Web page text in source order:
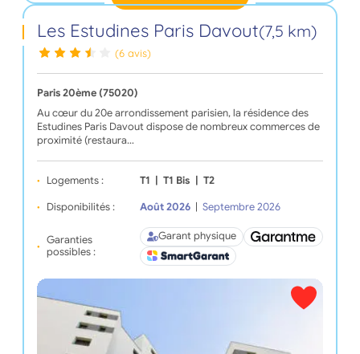
Les Estudines Paris Davout(7,5 km)
(6 avis)
Paris 20ème (75020)
Au cœur du 20e arrondissement parisien, la résidence des
Estudines Paris Davout dispose de nombreux commerces de
proximité (restaura…
Logements : T1 | T1 Bis | T2
Disponibilités : Août 2026 | Septembre 2026
Garanties
possibles :
Garant physique